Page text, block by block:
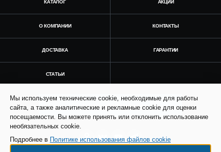
КАТАЛОГ АКЦИИ
О КОМПАНИИ КОНТАКТЫ
ДОСТАВКА ГАРАНТИИ
СТАТЬИ
Получить консультацию
Мы используем технические cookie, необходимые для работы
сайта, а также аналитические и рекламные cookie для оценки
посещаемости. Вы можете принять или отклонить использование
необязательных cookie.
Подробнее в Политике использования файлов cookie